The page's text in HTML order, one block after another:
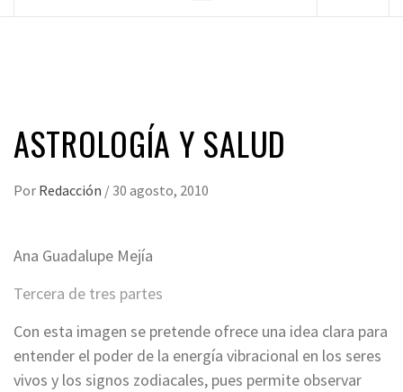
ASTROLOGÍA Y SALUD
Por Redacción / 30 agosto, 2010
Ana Guadalupe Mejía
Tercera de tres partes
Con esta imagen se pretende ofrece una idea clara para
entender el poder de la energía vibracional en los seres
vivos y los signos zodiacales, pues permite observar